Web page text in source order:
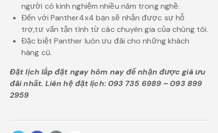
người có kinh nghiệm nhiều năm trong nghề.
Đến với Panther4x4 bạn sẽ nhận được sự hỗ
trợ,tư vấn tận tình từ các chuyên gia của chúng tôi.
Đặc biệt Panther luôn ưu đãi cho những khách
hàng cũ.
Đặt lịch lắp đặt ngay hôm nay để nhận được giá ưu
đãi nhất. Liên hệ đặt lịch: 093 735 6989 – 093 899
2959